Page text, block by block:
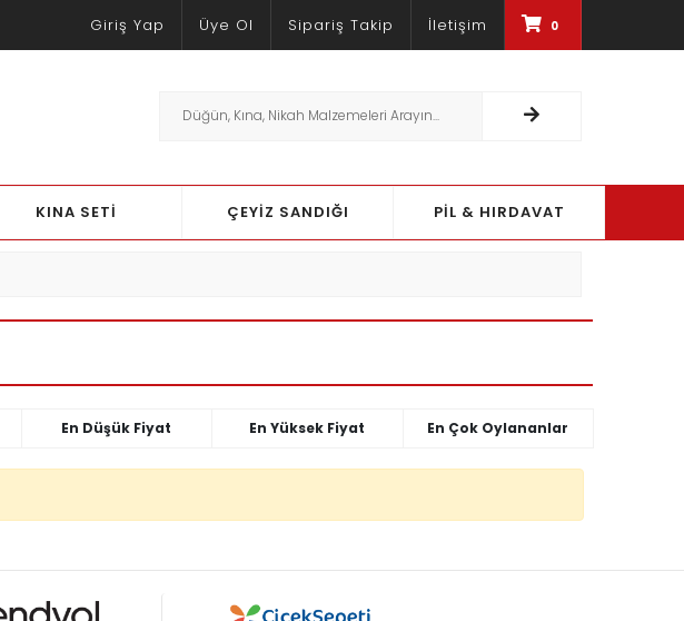
Giriş Yap Üye Ol Sipariş Takip İletişim 0
TÜM ÜRÜNLERDE %30'A VARAN INDIRIMLER
KINA SETİ ÇEYİZ SANDIĞI PİL & HIRDAVAT
En Düşük Fiyat En Yüksek Fiyat En Çok Oylananlar